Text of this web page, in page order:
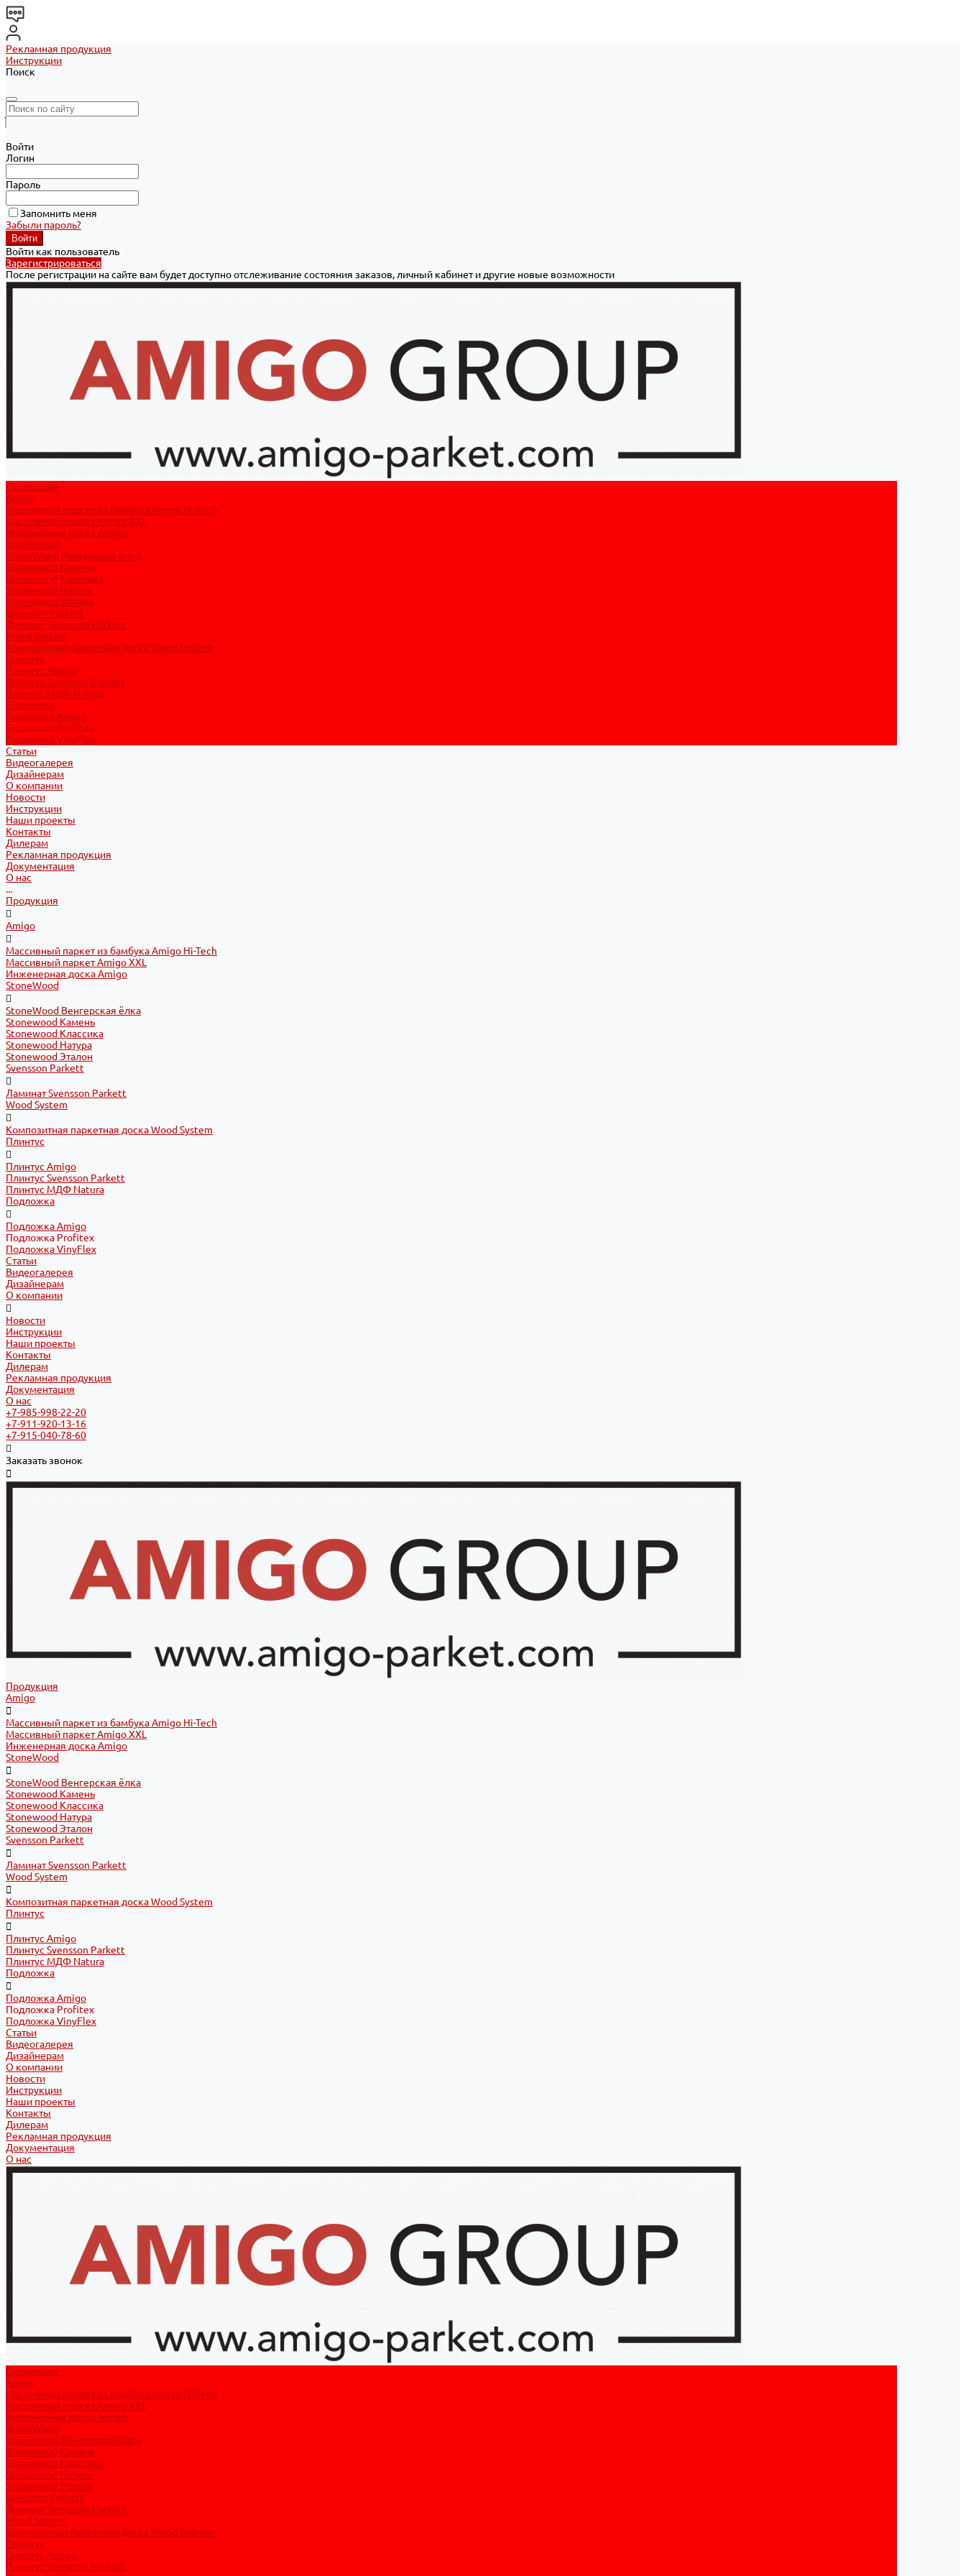
Рекламная продукция
Инструкции
Поиск
Войти
Логин
Пароль
Запомнить меня
Забыли пароль?
Войти как пользователь
Зарегистрироваться
После регистрации на сайте вам будет доступно отслеживание состояния заказов, личный кабинет и другие новые возможности
Продукция
Amigo
Массивный паркет из бамбука Amigo Hi-Tech
Массивный паркет Amigo XXL
Инженерная доска Amigo
StoneWood
StoneWood Венгерская ёлка
Stonewood Камень
Stonewood Классика
Stonewood Натура
Stonewood Эталон
Svensson Parkett
Ламинат Svensson Parkett
Wood System
Композитная паркетная доска Wood System
Плинтус
Плинтус Amigo
Плинтус Svensson Parkett
Плинтус МДФ Natura
Подложка
Подложка Amigo
Подложка Profitex
Подложка VinyFlex
Статьи
Видеогалерея
Дизайнерам
О компании
Новости
Инструкции
Наши проекты
Контакты
Дилерам
Рекламная продукция
Документация
О нас
...
Продукция
Amigo
Массивный паркет из бамбука Amigo Hi-Tech
Массивный паркет Amigo XXL
Инженерная доска Amigo
StoneWood
StoneWood Венгерская ёлка
Stonewood Камень
Stonewood Классика
Stonewood Натура
Stonewood Эталон
Svensson Parkett
Ламинат Svensson Parkett
Wood System
Композитная паркетная доска Wood System
Плинтус
Плинтус Amigo
Плинтус Svensson Parkett
Плинтус МДФ Natura
Подложка
Подложка Amigo
Подложка Profitex
Подложка VinyFlex
Статьи
Видеогалерея
Дизайнерам
О компании
Новости
Инструкции
Наши проекты
Контакты
Дилерам
Рекламная продукция
Документация
О нас
+7-985-998-22-20
+7-911-920-13-16
+7-915-040-78-60
Заказать звонок
Продукция
Amigo
Массивный паркет из бамбука Amigo Hi-Tech
Массивный паркет Amigo XXL
Инженерная доска Amigo
StoneWood
StoneWood Венгерская ёлка
Stonewood Камень
Stonewood Классика
Stonewood Натура
Stonewood Эталон
Svensson Parkett
Ламинат Svensson Parkett
Wood System
Композитная паркетная доска Wood System
Плинтус
Плинтус Amigo
Плинтус Svensson Parkett
Плинтус МДФ Natura
Подложка
Подложка Amigo
Подложка Profitex
Подложка VinyFlex
Статьи
Видеогалерея
Дизайнерам
О компании
Новости
Инструкции
Наши проекты
Контакты
Дилерам
Рекламная продукция
Документация
О нас
Продукция
Amigo
Массивный паркет из бамбука Amigo Hi-Tech
Массивный паркет Amigo XXL
Инженерная доска Amigo
StoneWood
StoneWood Венгерская ёлка
Stonewood Камень
Stonewood Классика
Stonewood Натура
Stonewood Эталон
Svensson Parkett
Ламинат Svensson Parkett
Wood System
Композитная паркетная доска Wood System
Плинтус
Плинтус Amigo
Плинтус Svensson Parkett